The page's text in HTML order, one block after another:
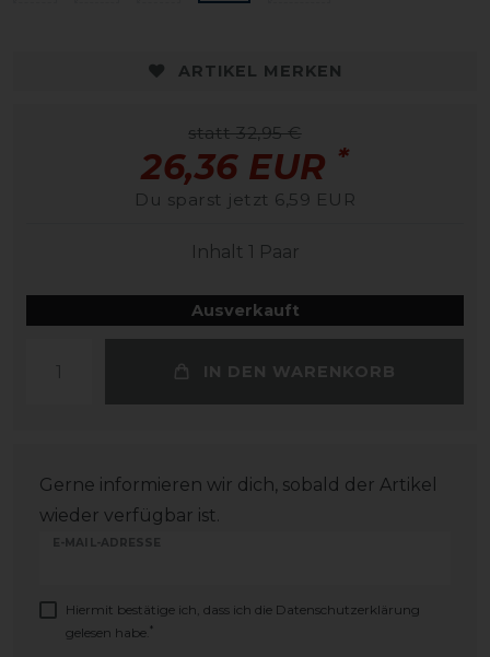
ARTIKEL MERKEN
statt 32,95 €
26,36 EUR *
Du sparst jetzt 6,59 EUR
Inhalt 1 Paar
Ausverkauft
IN DEN WARENKORB
Gerne informieren wir dich, sobald der Artikel
wieder verfügbar ist.
E-MAIL-ADRESSE
Hiermit bestätige ich, dass ich die Daten­schutz­erklärung
gelesen habe. *